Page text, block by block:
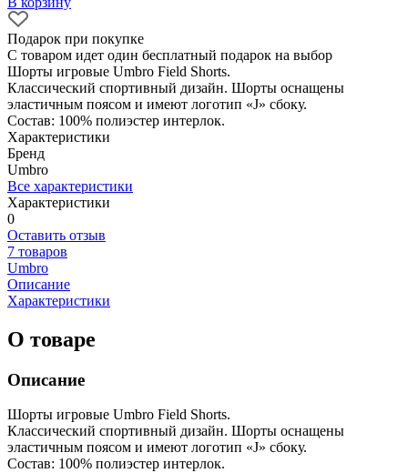
Подарок при покупке
С товаром идет один бесплатный подарок на выбор
Шорты игровые Umbro Field Shorts.
Классический спортивный дизайн. Шорты оснащены
эластичным поясом и имеют логотип «J» сбоку.
Состав: 100% полиэстер интерлок.
Характеристики
Бренд
Umbro
Все характеристики
Характеристики
0
Оставить отзыв
7 товаров
Umbro
Описание
Характеристики
О товаре
Описание
Шорты игровые Umbro Field Shorts.
Классический спортивный дизайн. Шорты оснащены
эластичным поясом и имеют логотип «J» сбоку.
Состав: 100% полиэстер интерлок.